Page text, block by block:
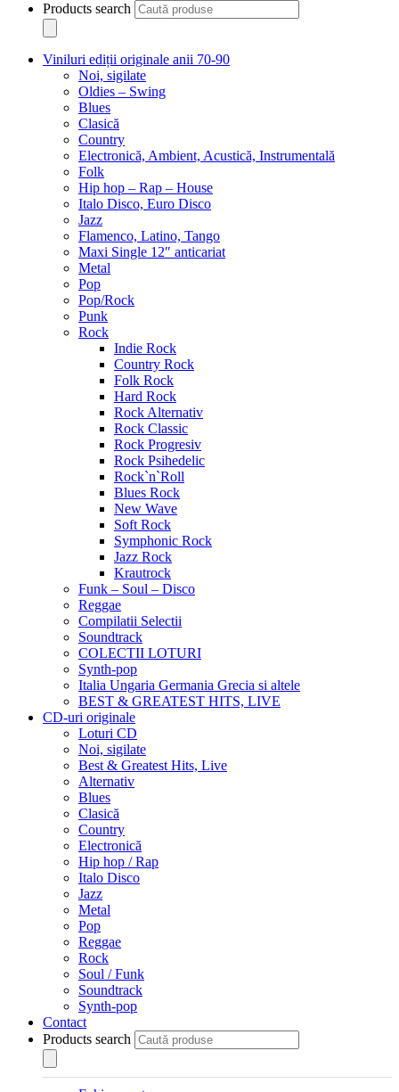
Products search
Viniluri ediții originale anii 70-90
Noi, sigilate
Oldies – Swing
Blues
Clasică
Country
Electronică, Ambient, Acustică, Instrumentală
Folk
Hip hop – Rap – House
Italo Disco, Euro Disco
Jazz
Flamenco, Latino, Tango
Maxi Single 12″ anticariat
Metal
Pop
Pop/Rock
Punk
Rock
Indie Rock
Country Rock
Folk Rock
Hard Rock
Rock Alternativ
Rock Classic
Rock Progresiv
Rock Psihedelic
Rock`n`Roll
Blues Rock
New Wave
Soft Rock
Symphonic Rock
Jazz Rock
Krautrock
Funk – Soul – Disco
Reggae
Compilatii Selectii
Soundtrack
COLECTII LOTURI
Synth-pop
Italia Ungaria Germania Grecia si altele
BEST & GREATEST HITS, LIVE
CD-uri originale
Loturi CD
Noi, sigilate
Best & Greatest Hits, Live
Alternativ
Blues
Clasică
Country
Electronică
Hip hop / Rap
Italo Disco
Jazz
Metal
Pop
Reggae
Rock
Soul / Funk
Soundtrack
Synth-pop
Contact
Products search